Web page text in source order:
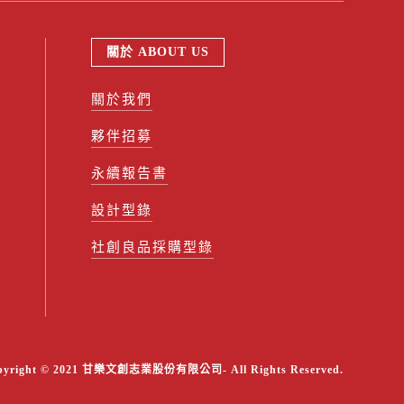
關於 ABOUT US
關於我們
夥伴招募
永續報告書
設計型錄
社創良品採購型錄
© 2021 甘樂文創志業股份有限公司- All Rights Reserved.